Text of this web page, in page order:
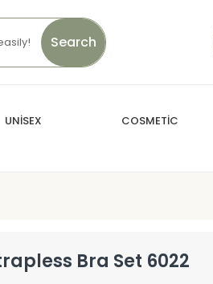
Search
UNİSEX COSMETİC
Bra Set 6022